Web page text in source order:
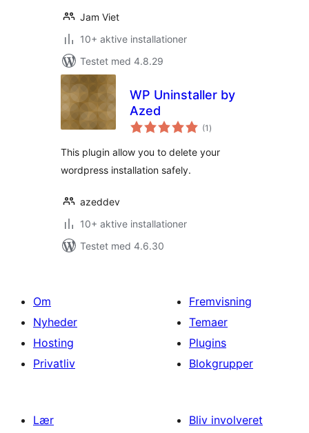
Jam Viet
10+ aktive installationer
Testet med 4.8.29
WP Uninstaller by
Azed
(1 totale
bedømmelser
)
This plugin allow you to delete your
wordpress installation safely.
azeddev
10+ aktive installationer
Testet med 4.6.30
Om
Nyheder
Hosting
Privatliv
Fremvisning
Temaer
Plugins
Blokgrupper
Lær
Bliv involveret